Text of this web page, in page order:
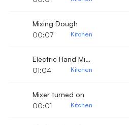
Mixing Dough
00:07
Kitchen
Electric Hand Mixer 6
01:04
Kitchen
Mixer turned on
00:01
Kitchen